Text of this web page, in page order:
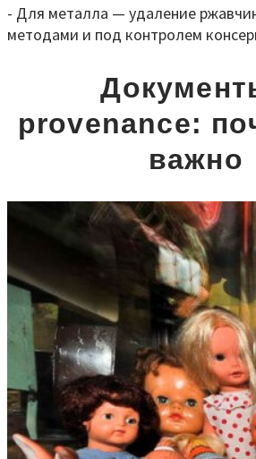
- Для металла — удаление
методами и под контролем
provenance:
важно